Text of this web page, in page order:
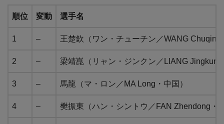
順位 変動 選手名
1 – 王楚欽（ワン・チューチン／WANG Chuqin
2 – 梁靖崑（リャン・ジンクン／LIANG Jingkun
3 – 馬龍（マ・ロン／MA Long・中国）
4 – 樊振東（ハン・シントウ／FAN Zhendong・